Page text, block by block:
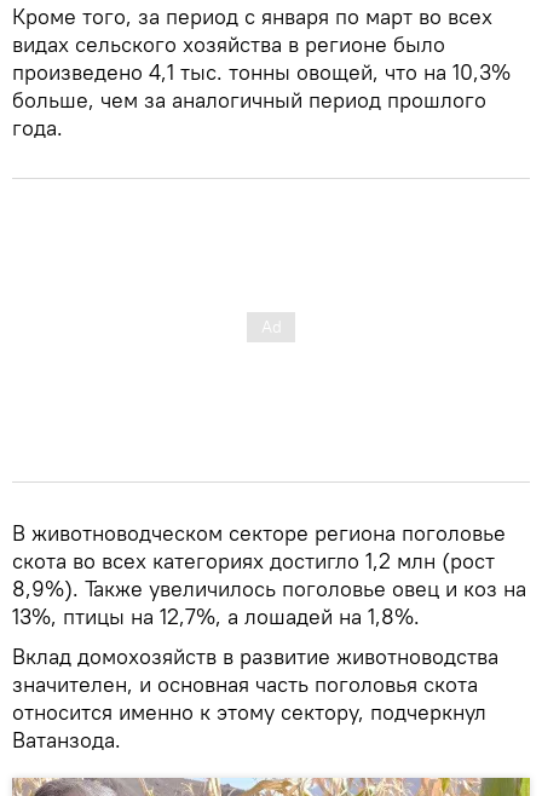
Кроме того, за период с января по март во всех
видах сельского хозяйства в регионе было
произведено 4,1 тыс. тонны овощей, что на 10,3%
больше, чем за аналогичный период прошлого
года.
В животноводческом секторе региона поголовье
скота во всех категориях достигло 1,2 млн (рост
8,9%). Также увеличилось поголовье овец и коз на
13%, птицы на 12,7%, а лошадей на 1,8%.
Вклад домохозяйств в развитие животноводства
значителен, и основная часть поголовья скота
относится именно к этому сектору, подчеркнул
Ватанзода.